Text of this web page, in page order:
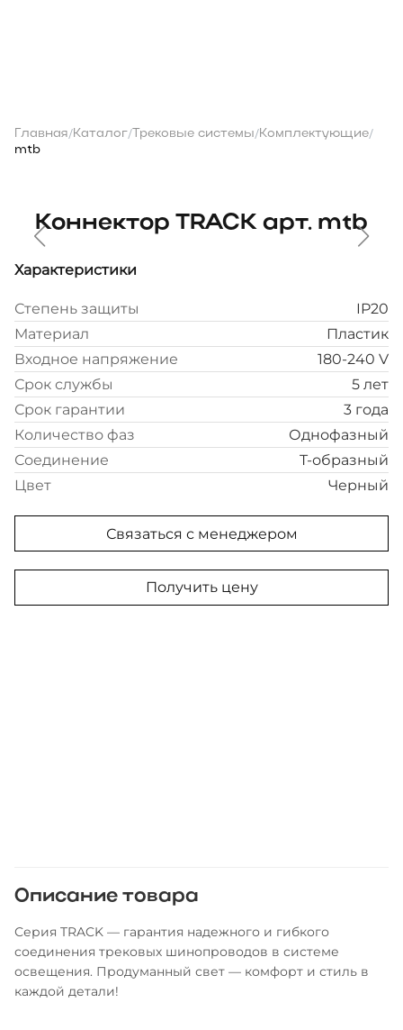
Главная/Каталог/ Трековые системы/Комплектующие/
mtb
Коннектор TRACK арт. mtb
Характеристики
Степень защиты
IP20
Материал
Пластик
Входное напряжение
180-240 V
Срок службы
5 лет
Срок гарантии
3 года
Количество фаз
Однофазный
Соединение
T-образный
Цвет
Черный
Связаться с менеджером
Получить цену
Описание товара
Серия TRACK — гарантия надежного и гибкого
соединения трековых шинопроводов в системе
освещения. Продуманный свет — комфорт и стиль в
каждой детали!